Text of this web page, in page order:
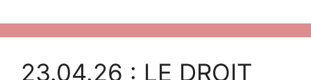
23.04.26 : LE DROIT